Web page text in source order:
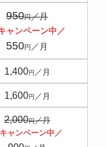
950円／月
ャンペーン中／
550円 ／月
1,400円 ／月
1,600円 ／月
2,000円／月
ャンペーン中／